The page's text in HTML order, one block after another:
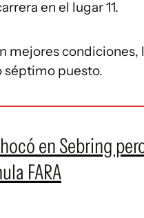
en el lugar 11.
mejores
séptimo puesto.
en Sebring
FARA